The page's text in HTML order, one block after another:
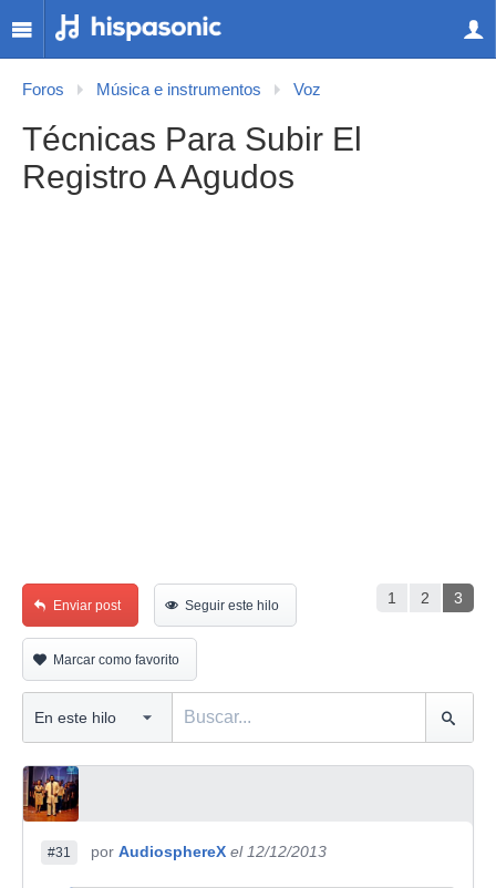
Foros Música e instrumentos Voz
Técnicas Para Subir El
Registro A Agudos
1 2 3
Enviar post Seguir este hilo
Marcar como favorito
#31 por AudiosphereX el 12/12/2013